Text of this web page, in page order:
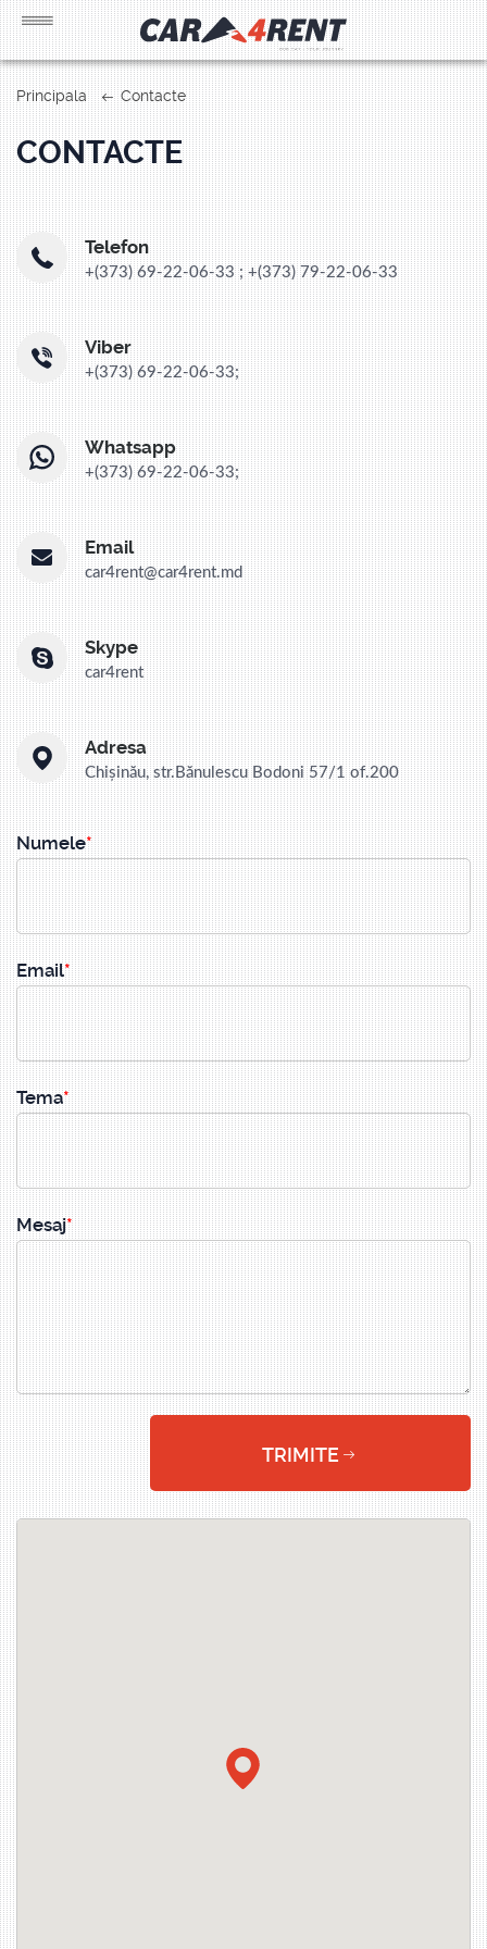
Principala Contacte
CONTACTE
Telefon
+(373) 69-22-06-33 ;+(373) 79-22-06-33
Viber
+(373) 69-22-06-33;
Whatsapp
+(373) 69-22-06-33;
Email
car4rent@car4rent.md
Skype
car4rent
Adresa
Chișinău, str.Bănulescu Bodoni 57/1 of.200
Numele
Email
Tema
Mesaj
TRIMITE